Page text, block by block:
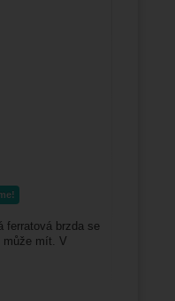
ferratová brzda se
může mít. V